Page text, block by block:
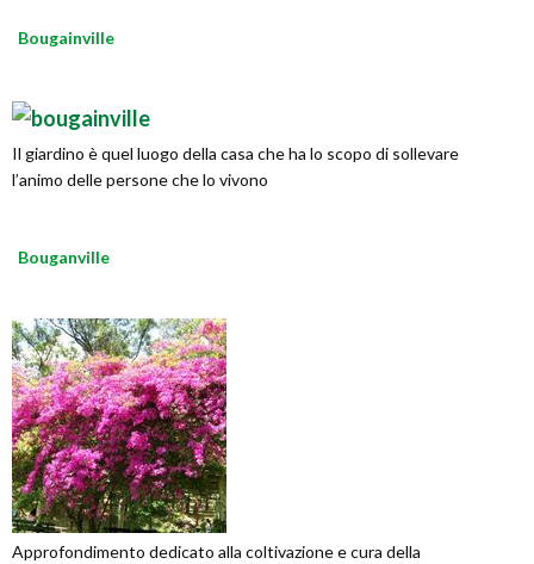
Bougainville
Il giardino è quel luogo della casa che ha lo scopo di sollevare
l’animo delle persone che lo vivono
Bouganville
Approfondimento dedicato alla coltivazione e cura della